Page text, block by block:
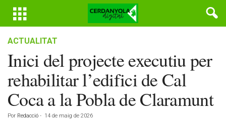
ACTUALITAT
Inici del projecte executiu per
rehabilitar l’edifici de Cal
Coca a la Pobla de Claramunt
Por Redacció - 14 de maig de 2026